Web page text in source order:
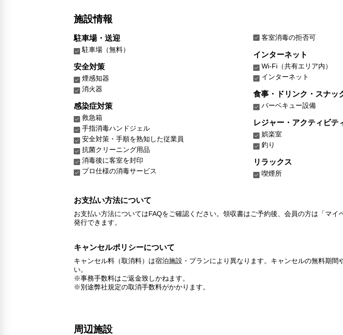
施設情報
駐車場・送迎
駐車場（無料）
安全対策
煙感知器
消火器
感染症対策
救急箱
手指消毒ハンドジェル
安全対策・手順を熟知した従業員
抗菌クリーニング用品
消毒後に客室を封印
プロ仕様の消毒サービス
客室消毒の拒否可
インターネット
Wi-Fi（共有エリア内）
インターネット
食事・ドリンク・スナッ
バーベキュー設備
レジャー・アクティビテ
娯楽室
釣り
リラックス
喫煙所
お支払い方法について
お支払い方法についてはFAQをご確認ください。領収書はご予約後、会員の方は「マ
発行できます。
キャンセルポリシーについて
キャンセル料（取消料）は宿泊施設・プランにより異なります。キャンセルの無料期
い。
※事務手数料はご返金致しかねます。
※別途弊社規定の取消手数料がかかります。
周辺施設